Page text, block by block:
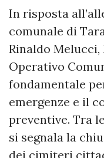
In risposta
comunale di
Rinaldo
Operativo
fondamentale
emergenze e il
preventive. Tra
si segnala la
dei cimiteri